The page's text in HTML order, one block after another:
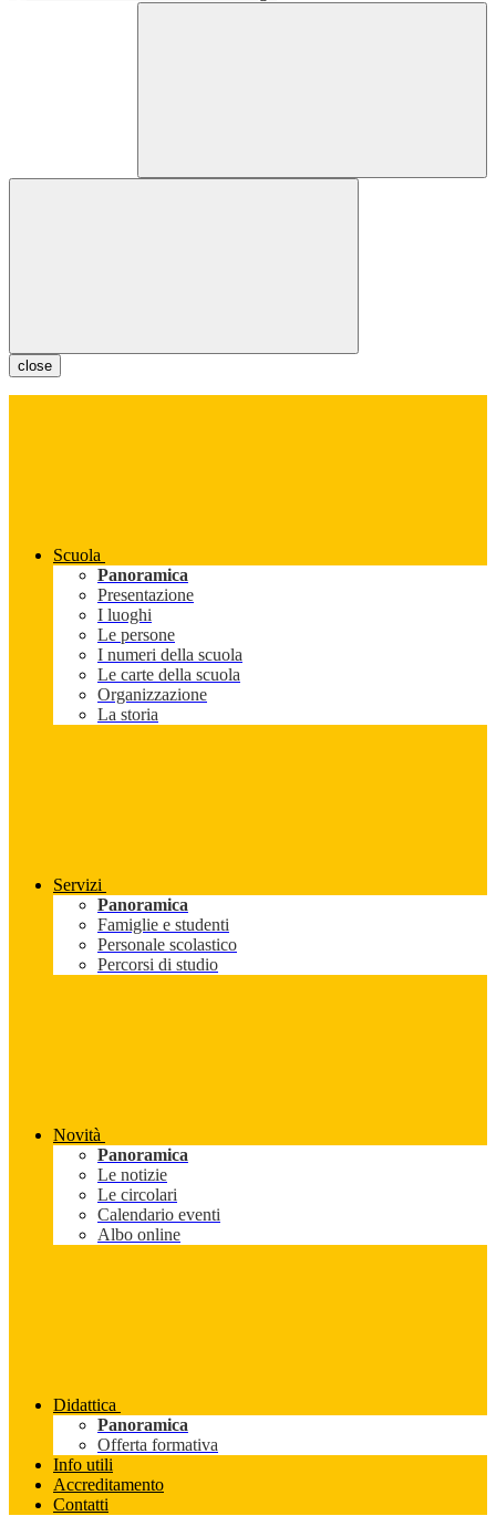
close
Scuola
Panoramica
Presentazione
I luoghi
Le persone
I numeri della scuola
Le carte della scuola
Organizzazione
La storia
Servizi
Panoramica
Famiglie e studenti
Personale scolastico
Percorsi di studio
Novità
Panoramica
Le notizie
Le circolari
Calendario eventi
Albo online
Didattica
Panoramica
Offerta formativa
Info utili
Accreditamento
Contatti